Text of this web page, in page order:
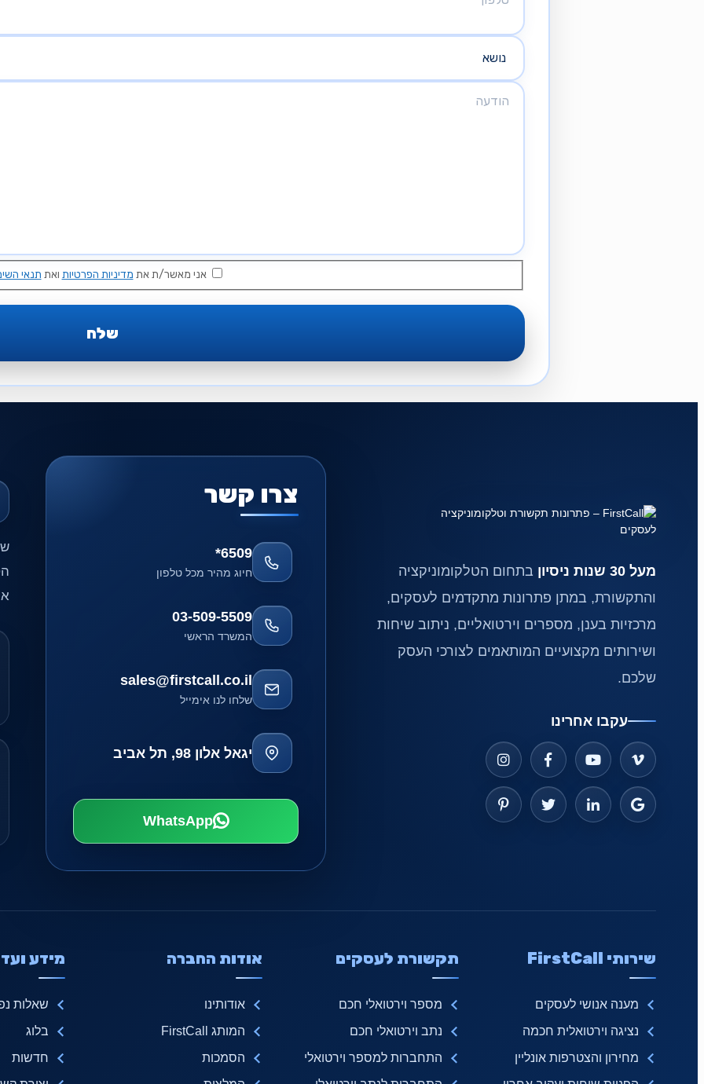
אני מאשר/ת את מדיניות הפרטיות ואת תנאי
מעל 30 שנות ניסיון
בתחום הטלקומוניקציה
והתקשורת, במתן פתרונות מתקדמים לעסקים,
מרכזיות בענן, מספרים וירטואליים, ניתוב שיחות
ושירותים מקצועיים המותאמים לצורכי העסק
שלכם.
עקבו אחרינו
צרו קשר
*6509
חיוג מהיר מכל טלפון
03-509-5509
המשרד הראשי
sales@firstcall.co.il
שלחו לנו אימייל
יגאל אלון 98, תל אביב
WhatsApp
שירותי FirstCall
מענה אנושי לעסקים
נציגה וירטואלית חכמה
מחירון והצטרפות אונליין
תקשורת לעסקים
מספר וירטואלי חכם
נתב וירטואלי חכם
התחברות למספר וירטואלי
אודות החברה
אודותינו
המותג FirstCall
הסמכות
מידע
שאלות
בלוג
חדשות